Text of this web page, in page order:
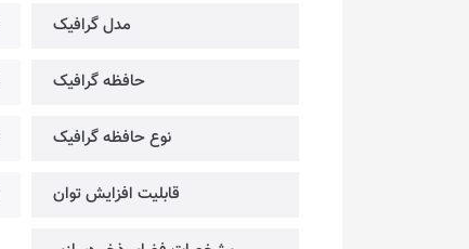
مدل گرافیک
حافظه گرافیک
نوع حافظه گرافیک
قابلیت افزایش توان